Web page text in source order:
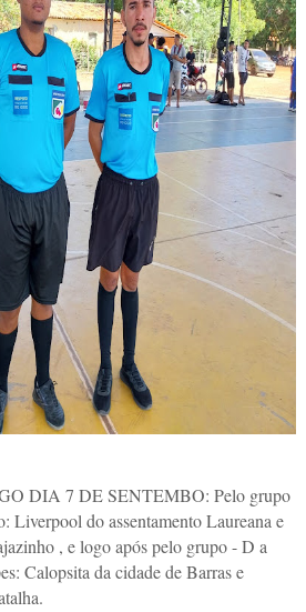
DIA 7 DE SENTEMBO: Pelo grupo
do assentamento Laureana e
, e logo após pelo grupo - D a
Calopsita da cidade de Barras e